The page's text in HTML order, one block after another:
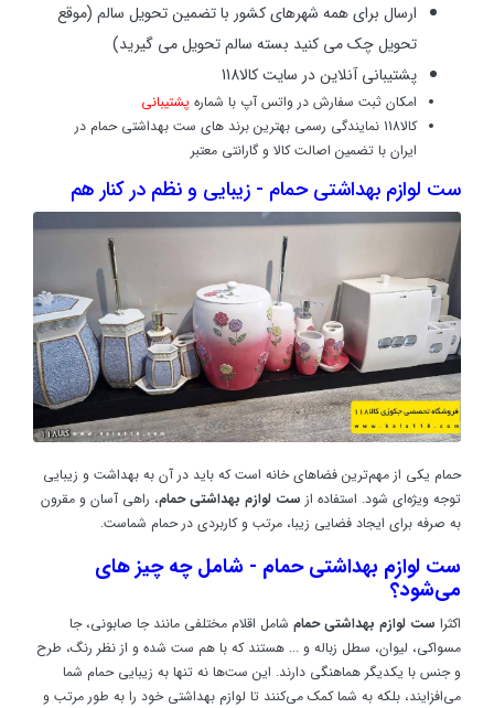
ارسال برای همه شهرهای کشور با تضمین تحویل سالم (موقع
تحویل چک می کنید بسته سالم تحویل می گیرید)
پشتیبانی آنلاین در سایت کالا118
امکان ثبت سفارش در واتس آپ با شماره پشتیبانی
کالا118 نمایندگی رسمی بهترین برند های ست بهداشتی حمام در
ایران با تضمین اصالت کالا و گارانتی معتبر
ست لوازم بهداشتی حمام - زیبایی و نظم در کنار هم
حمام یکی از مهم‌ترین فضاهای خانه است که باید در آن به بهداشت و زیبایی
توجه ویژه‌ای شود. استفاده از ست لوازم بهداشتی حمام، راهی آسان و مقرون
به صرفه برای ایجاد فضایی زیبا، مرتب و کاربردی در حمام شماست.
ست لوازم بهداشتی حمام - شامل چه چیز های
می‌شود؟
اکثرا ست لوازم بهداشتی حمام شامل اقلام مختلفی مانند جا صابونی، جا
مسواکی، لیوان، سطل زباله و ... هستند که با هم ست شده و از نظر رنگ، طرح
و جنس با یکدیگر هماهنگی دارند. این ست‌ها نه تنها به زیبایی حمام شما
می‌افزایند، بلکه به شما کمک می‌کنند تا لوازم بهداشتی خود را به طور مرتب و